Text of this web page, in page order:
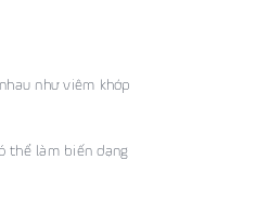
như viêm khớp
thể làm biến dạng